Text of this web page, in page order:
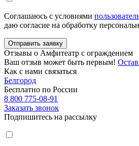
Соглашаюсь с условиями
даю согласие на обработку
Отправить заявку
Отзывы о Амфитеатр с ограждением
Ваш отзыв может быть первым!
Как с нами связаться
Белгород
Бесплатно по России
8 800 775-08-91
Заказать звонок
Подпишитесь на рассылку